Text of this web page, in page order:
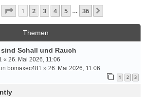
Seite 1Von 36
1 2 3 4 5 … 36
Themen
sind Schall und Rauch
« 26. Mai 2026, 11:06
bomaxec481 » 26. Mai 2026, 11:06
1 2 3